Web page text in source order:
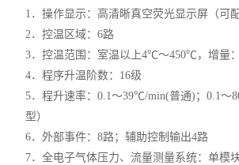
1．操作显示：高清晰真空荧光显示屏（可
2．控温区域：6路
3．控温范围：室温以上4℃～450℃，增量
4．程序升温阶数：16级
5．程升速率：0.1～39℃/min(普通)；0.1～
型）
6．外部事件：8路；辅助控制输出4路
7．全电子气体压力、流量测量系统：单模